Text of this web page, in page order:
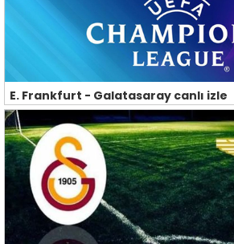
E. Frankfurt - Galatasaray canlı izle